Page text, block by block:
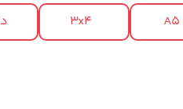
A5
3x4